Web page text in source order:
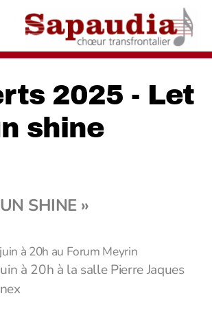
2025 - Let
shine
SHINE »
à 20h au Forum Meyrin
à 20h à la salle Pierre Jaques